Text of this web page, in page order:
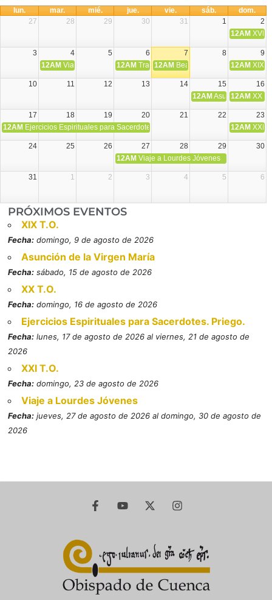
lun. mar. mié. jue. vie. sáb.
dom.
27
28 29 30 31 1
2
12AM XVIII
3 4 5 6 7 8
9
12AM Viaje Diocesano a Japón.
12AM Transfiguración del Señor
12AM Beatos Cruz Laplana,
12AM XIX
10 11 12 13 14 15
16
12AM Asunción de la
12AM XX
17 18 19 20 21 22
23
12AM Ejercicios Espirituales para Sacerdotes. Priego. 12AM XXI
24 25 26 27 28 29
30
12AM Viaje a Lourdes Jóvenes
31 1 2 3 4 5 6
PRÓXIMOS EVENTOS
XIX T.O.
Fecha: domingo, 9 de agosto de 2026
Asunción de la Virgen María
Fecha: sábado, 15 de agosto de 2026
XX T.O.
Fecha: domingo, 16 de agosto de 2026
Ejercicios Espirituales para Sacerdotes. Priego.
Fecha: lunes, 17 de agosto de 2026 al viernes, 21 de agosto de
2026
XXI T.O.
Fecha: domingo, 23 de agosto de 2026
Viaje a Lourdes Jóvenes
Fecha: jueves, 27 de agosto de 2026 al domingo, 30 de agosto de
2026